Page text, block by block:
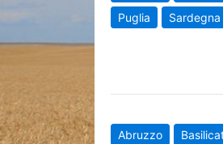
Puglia
Sardegna
Abruzzo